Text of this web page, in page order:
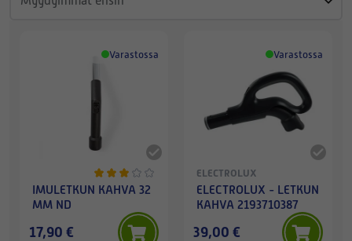
Varastossa
IMULETKUN KAHVA 32
MM ND
17,90 €
Varastossa
ELECTROLUX
ELECTROLUX - LETKUN
KAHVA 2193710387
39,00 €